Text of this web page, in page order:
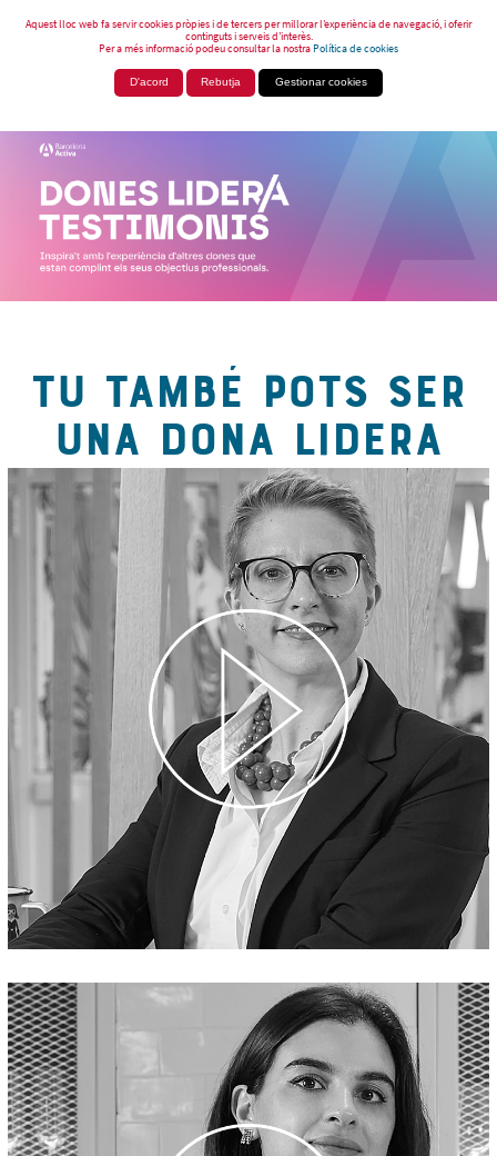
Aquest lloc web fa servir cookies pròpies i de tercers per millorar l’experiència de navegació, i oferir
continguts i serveis d’interès.
Per a més informació podeu consultar la nostraPolítica de cookies
D'acord Rebutja Gestionar cookies
TU TAMBÉ POTS SER
UNA DONA LIDERA